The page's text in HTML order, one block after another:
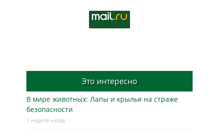
Это интересно
В мире животных: Лапы и крылья на страже
безопасности
1 неделя назад